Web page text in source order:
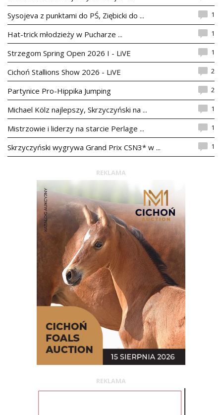
Sysojeva z punktami do PŚ, Ziębicki do ... 1
Hat-trick młodzieży w Pucharze ... 1
Strzegom Spring Open 2026 I - LiVE 1
Cichoń Stallions Show 2026 - LiVE 2
Partynice Pro-Hippika Jumping 2
Michael Kölz najlepszy, Skrzyczyński na ... 1
Mistrzowie i liderzy na starcie Perlage ... 1
Skrzyczyński wygrywa Grand Prix CSN3* w ... 1
REKLAMA
REKLAMA